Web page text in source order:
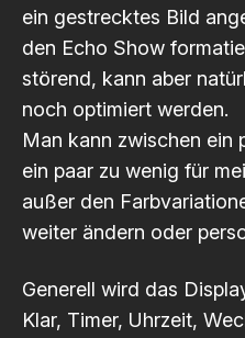
ein gestrecktes Bild
den Echo Show
störend, kann aber
noch optimiert werden.
Man kann zwischen ein
ein paar zu wenig für
außer den
weiter ändern oder
Generell wird das
Klar, Timer, Uhrzeit,